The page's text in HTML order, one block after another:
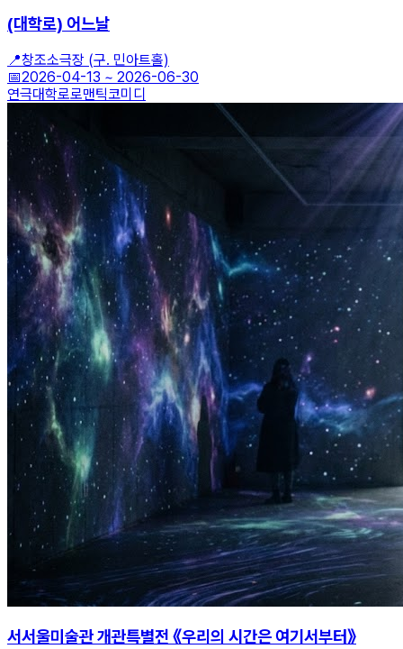
(대학로) 어느날
📍창조소극장 (구. 민아트홀)
📅2026-04-13 ~ 2026-06-30
연극대학로로맨틱코미디
서서울미술관 개관특별전 《우리의 시간은 여기서부터》